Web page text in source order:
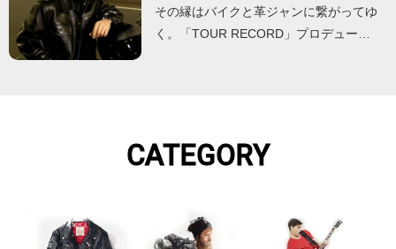
その縁はバイクと革ジャンに繋がってゆ
く。「TOUR RECORD」プロデュー…
CATEGORY